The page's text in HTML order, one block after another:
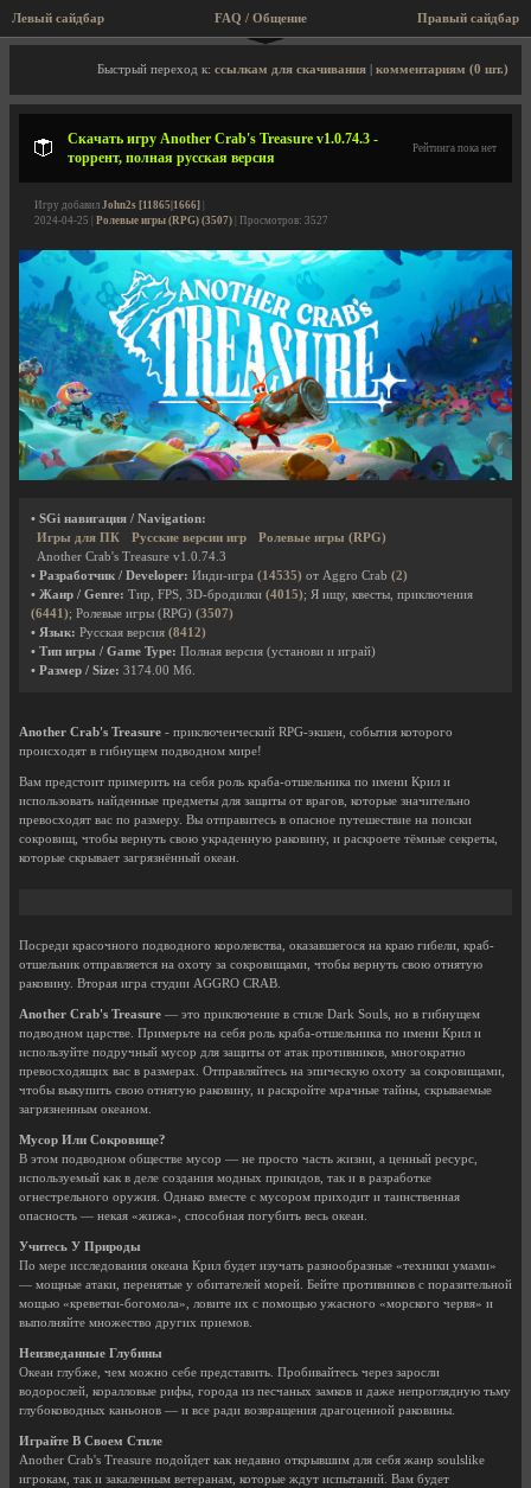
Левый сайдбар Правый сайдбар
FAQ / Общение
Описание игры, торрент, скриншоты, видео
Быстрый переход к: ссылкам для скачивания комментариям (0 шт.)
Скачать игру Another Crab's Treasure v1.0.74.3 -
торрент, полная русская версия
Рейтинга пока нет
Игру добавил John2s [11865|1666]
2024-04-25 | Ролевые игры (RPG) (3507) | Просмотров: 3527
• SGi навигация / Navigation:
Игры для ПК
Русские версии игр
Ролевые игры (RPG)
Another Crab's Treasure v1.0.74.3
• Разработчик / Developer: Инди-игра (14535) от Aggro Crab (2)
• Жанр / Genre: Тир, FPS, 3D-бродилки (4015); Я ищу, квесты, приключения
(6441); Ролевые игры (RPG) (3507)
• Язык: Русская версия (8412)
• Тип игры / Game Type: Полная версия (установи и играй)
• Размер / Size: 3174.00 Мб.
Another Crab's Treasure - приключенческий RPG-экшен, события которого
происходят в гибнущем подводном мире!
Вам предстоит примерить на себя роль краба-отшельника по имени Крил и
использовать найденные предметы для защиты от врагов, которые значительно
превосходят вас по размеру. Вы отправитесь в опасное путешествие на поиски
сокровищ, чтобы вернуть свою украденную раковину, и раскроете тёмные секреты,
которые скрывает загрязнённый океан.
Посреди красочного подводного королевства, оказавшегося на краю гибели, краб-
отшельник отправляется на охоту за сокровищами, чтобы вернуть свою отнятую
раковину. Вторая игра студии AGGRO CRAB.
Another Crab's Treasure — это приключение в стиле Dark Souls, но в гибнущем
подводном царстве. Примерьте на себя роль краба-отшельника по имени Крил и
используйте подручный мусор для защиты от атак противников, многократно
превосходящих вас в размерах. Отправляйтесь на эпическую охоту за сокровищами,
чтобы выкупить свою отнятую раковину, и раскройте мрачные тайны, скрываемые
загрязненным океаном.
Мусор Или Сокровище?
В этом подводном обществе мусор — не просто часть жизни, а ценный ресурс,
используемый как в деле создания модных прикидов, так и в разработке
огнестрельного оружия. Однако вместе с мусором приходит и таинственная
опасность — некая «жижа», способная погубить весь океан.
Учитесь У Природы
По мере исследования океана Крил будет изучать разнообразные «техники умами»
— мощные атаки, перенятые у обитателей морей. Бейте противников с поразительной
мощью «креветки-богомола», ловите их с помощью ужасного «морского червя» и
выполняйте множество других приемов.
Неизведанные Глубины
Океан глубже, чем можно себе представить. Пробивайтесь через заросли
водорослей, коралловые рифы, города из песчаных замков и даже непроглядную тьму
глубоководных каньонов — и все ради возвращения драгоценной раковины.
Играйте В Своем Стиле
Another Crab's Treasure подойдет как недавно открывшим для себя жанр soulslike
игрокам, так и закаленным ветеранам, которые ждут испытаний. Вам будет